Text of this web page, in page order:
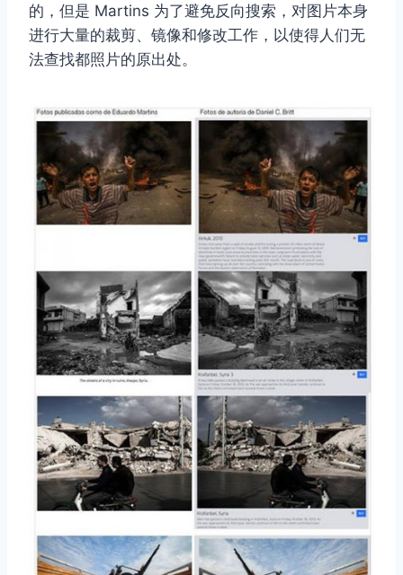
的，但是 Martins 为了避免反向搜索，对图片本身
进行大量的裁剪、镜像和修改工作，以使得人们无
法查找都照片的原出处。